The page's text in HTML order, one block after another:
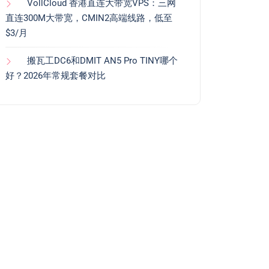
VollCloud 香港直连大带宽VPS：三网
直连300M大带宽，CMIN2高端线路，低至
$3/月
搬瓦工DC6和DMIT AN5 Pro TINY哪个
好？2026年常规套餐对比